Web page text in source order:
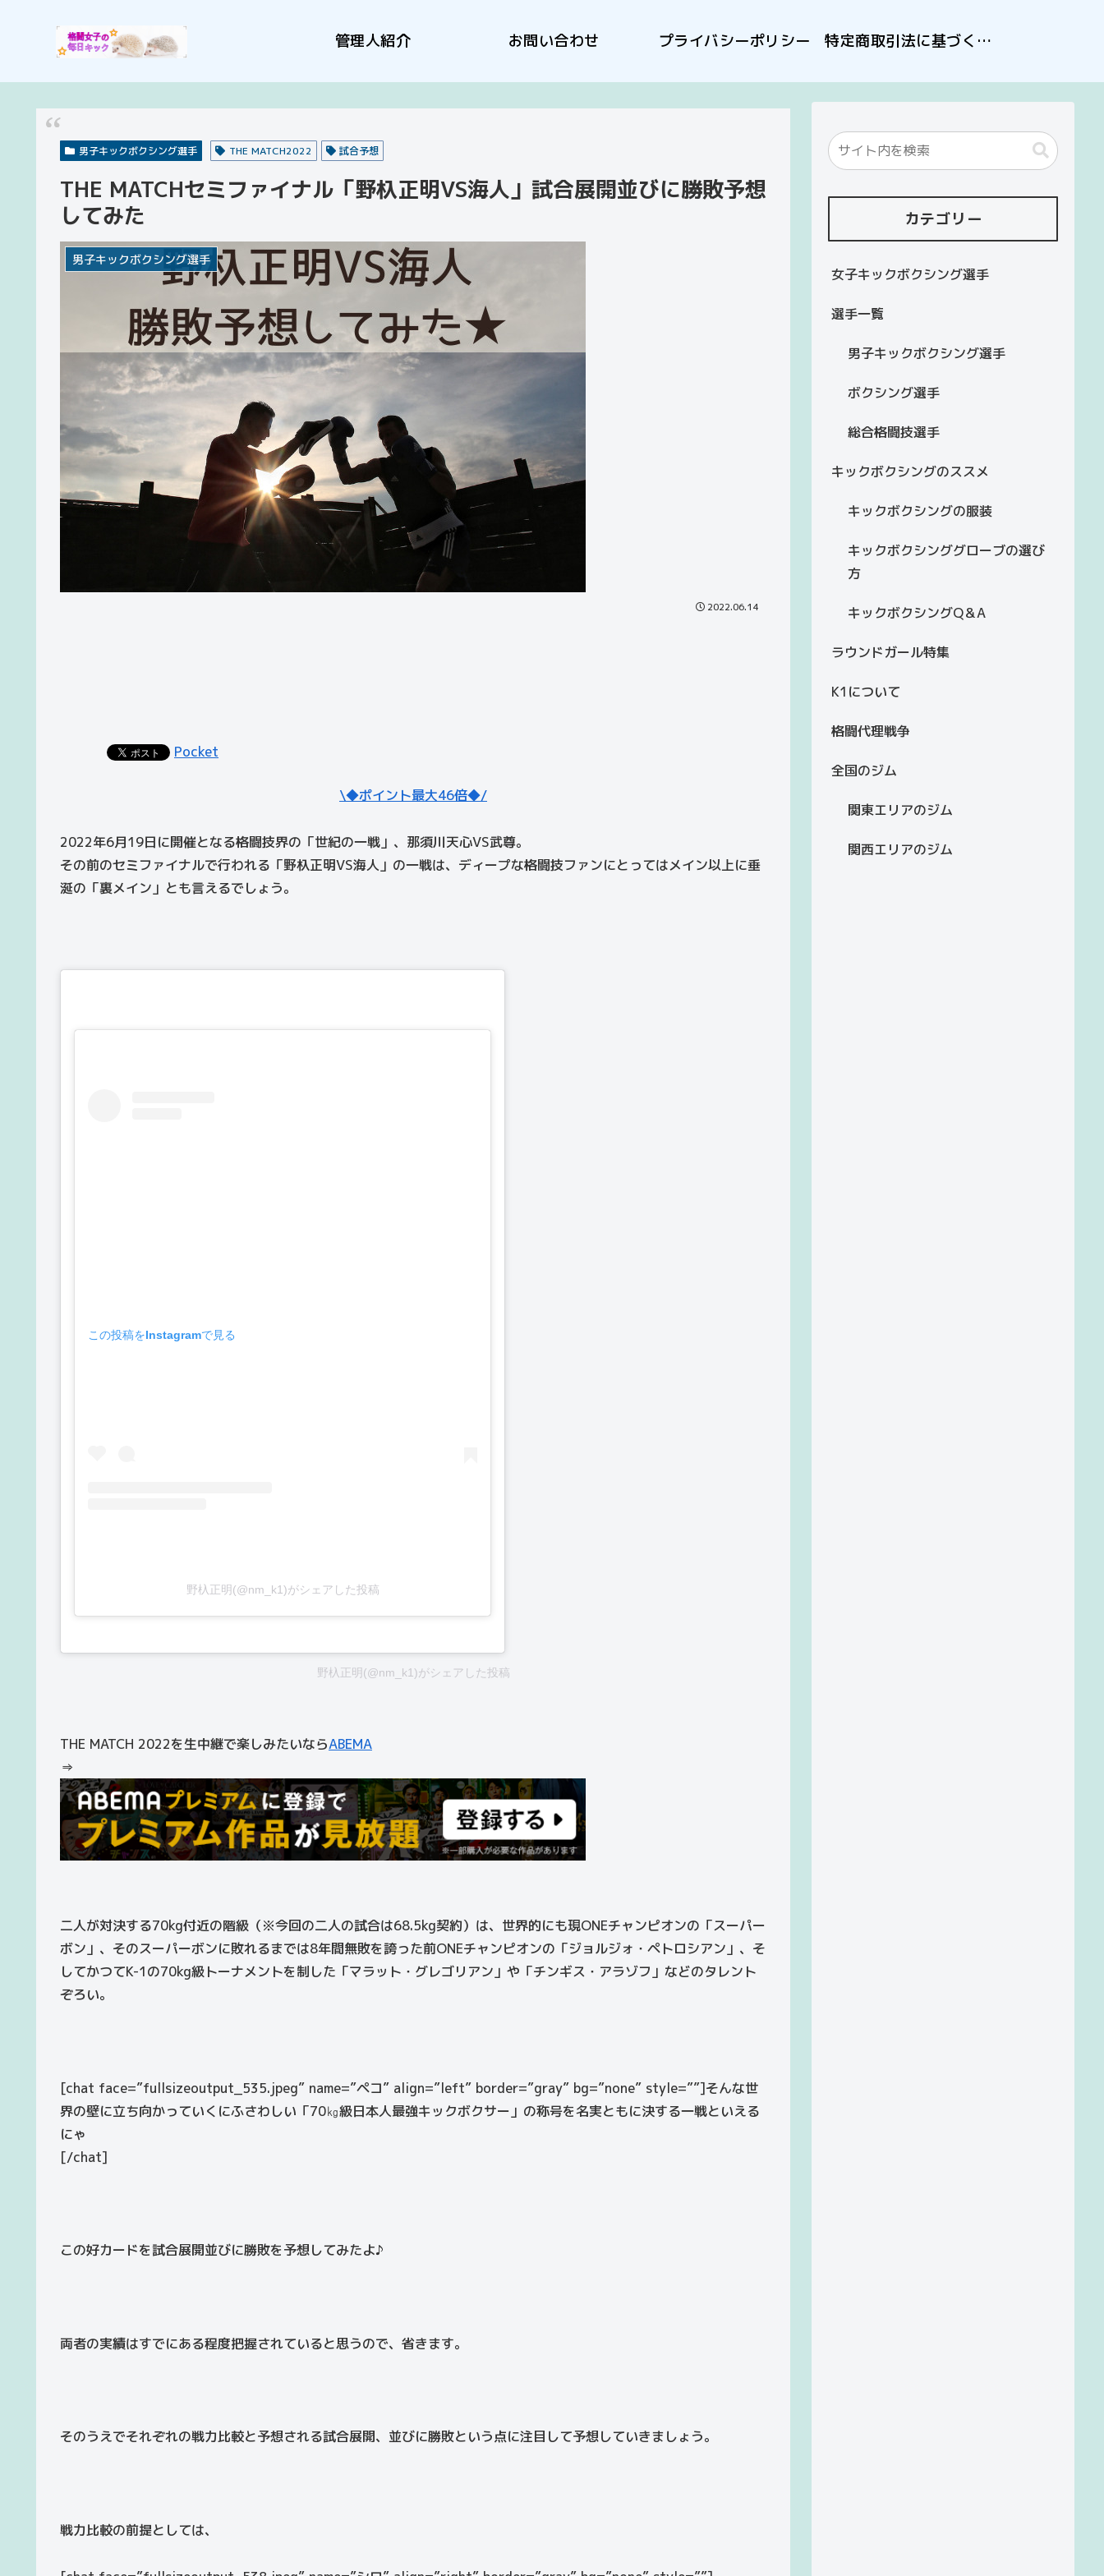
管理人紹介 お問い合わせ プライバシーポリシー 特定商取引法に基づく表記
男子キックボクシング選手 THE MATCH2022 試合予想
THE MATCHセミファイナル「野杁正明VS海人」試合展開並びに勝敗予想
してみた
男子キックボクシング選手
2022.06.14
Pocket
\◆ポイント最大46倍◆/
2022年6月19日に開催となる格闘技界の「世紀の一戦」、那須川天心VS武尊。
その前のセミファイナルで行われる「野杁正明VS海人」の一戦は、ディープな格闘技ファンにとってはメイン以上に垂
涎の「裏メイン」とも言えるでしょう。
この投稿をInstagramで見る
野杁正明(@nm_k1)がシェアした投稿
野杁正明(@nm_k1)がシェアした投稿
THE MATCH 2022を生中継で楽しみたいならABEMA
⇒
二人が対決する70kg付近の階級（※今回の二人の試合は68.5kg契約）は、世界的にも現ONEチャンピオンの「スーパー
ボン」、そのスーパーボンに敗れるまでは8年間無敗を誇った前ONEチャンピオンの「ジョルジォ・ペトロシアン」、そ
してかつてK-1の70kg級トーナメントを制した「マラット・グレゴリアン」や「チンギス・アラゾフ」などのタレント
ぞろい。
[chat face=”fullsizeoutput_535.jpeg” name=”ペコ” align=”left” border=”gray” bg=”none” style=””]そんな世
界の壁に立ち向かっていくにふさわしい「70㎏級日本人最強キックボクサー」の称号を名実ともに決する一戦といえる
にゃ
[/chat]
この好カードを試合展開並びに勝敗を予想してみたよ♪
両者の実績はすでにある程度把握されていると思うので、省きます。
そのうえでそれぞれの戦力比較と予想される試合展開、並びに勝敗という点に注目して予想していきましょう。
戦力比較の前提としては、
カテゴリー
女子キックボクシング選手
選手一覧
男子キックボクシング選手
ボクシング選手
総合格闘技選手
キックボクシングのススメ
キックボクシングの服装
キックボクシンググローブの選び
方
キックボクシングQ＆A
ラウンドガール特集
K1について
格闘代理戦争
全国のジム
関東エリアのジム
関西エリアのジム